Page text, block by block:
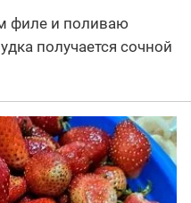
филе и поливаю
получается сочной